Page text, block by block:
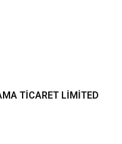
TICARET LIMITED